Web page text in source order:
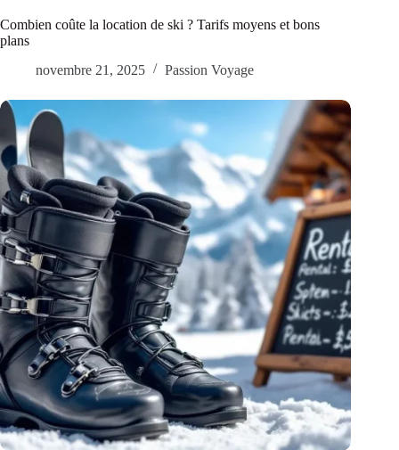
Combien coûte la location de ski ? Tarifs moyens et bons
plans
novembre 21, 2025
Passion Voyage